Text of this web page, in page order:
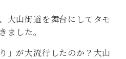
大山街道を舞台にしてタモ
ました。
」が大流行したのか？大山